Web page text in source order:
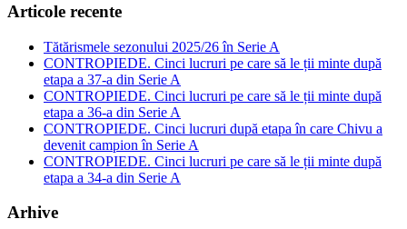
Articole recente
Tătărismele sezonului 2025/26 în Serie A
CONTROPIEDE. Cinci lucruri pe care să le ții minte după
etapa a 37-a din Serie A
CONTROPIEDE. Cinci lucruri pe care să le ții minte după
etapa a 36-a din Serie A
CONTROPIEDE. Cinci lucruri după etapa în care Chivu a
devenit campion în Serie A
CONTROPIEDE. Cinci lucruri pe care să le ții minte după
etapa a 34-a din Serie A
Arhive